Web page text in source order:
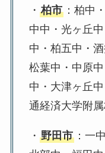
・ 柏市：柏中
中中・光ヶ丘
中・柏五中・
松葉中・中原
中・大津ヶ丘
通経済大学附
・ 野田市：一